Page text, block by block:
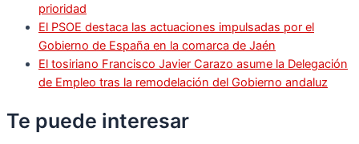
prioridad
El PSOE destaca las actuaciones impulsadas por el
Gobierno de España en la comarca de Jaén
El tosiriano Francisco Javier Carazo asume la Delegación
de Empleo tras la remodelación del Gobierno andaluz
Te puede interesar